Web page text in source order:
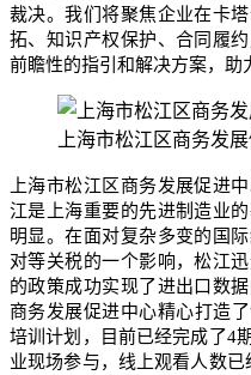
裁决。我们将聚焦企业在卡
拓、知识产权保护、合同履
前瞻性的指引和解决方案，助
上海市松江区商务发
上海市松江区商务发展促进
江是上海重要的先进制造业
明显。在面对复杂多变的国
对等关税的一个影响，松江
的政策成功实现了进出口数
商务发展促进中心精心打造
培训计划，目前已经完成了4
业现场参与，线上观看人数